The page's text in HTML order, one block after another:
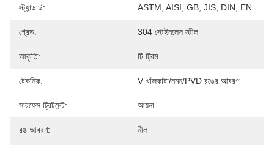
স্ট্যান্ডার্ড: ASTM, AISI, GB, JIS, DIN, EN
গ্রেড: 304 স্টেইনলেস স্টীল
আকৃতি: টি ট্রিম
টেকনিক: V খাঁজকাটা/নমন/PVD রঙের আবরণ
সারফেস ট্রিটমেন্ট: আয়না
রঙ আবরণ: নীল